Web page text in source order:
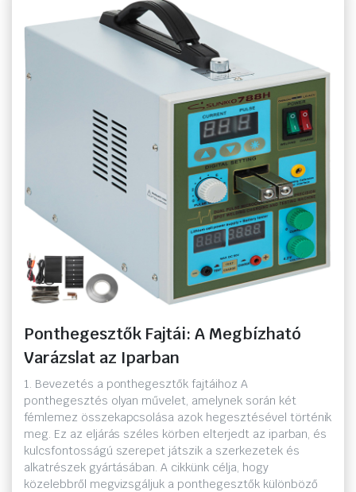
Ponthegesztők Fajtái: A Megbízható
Varázslat az Iparban
1. Bevezetés a ponthegesztők fajtáihoz A
ponthegesztés olyan művelet, amelynek során két
fémlemez összekapcsolása azok hegesztésével történik
meg. Ez az eljárás széles körben elterjedt az iparban, és
kulcsfontosságú szerepet játszik a szerkezetek és
alkatrészek gyártásában. A cikkünk célja, hogy
közelebbről megvizsgáljuk a ponthegesztők különböző